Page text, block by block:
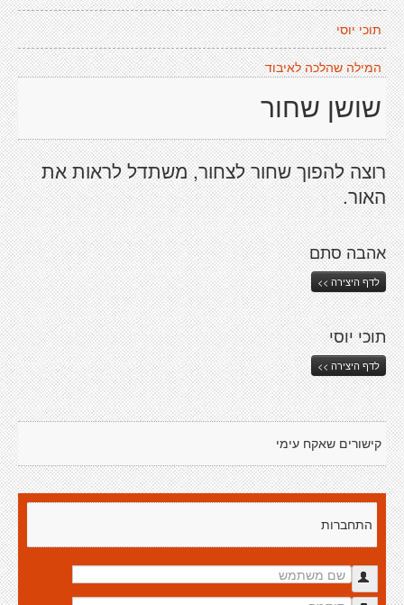
תוכי יוסי
המילה שהלכה לאיבוד
שושן שחור
רוצה להפוך שחור לצחור, משתדל לראות את
האור.
אהבה סתם
לדף היצירה >>
תוכי יוסי
לדף היצירה >>
קישורים שאקח עימי
התחברות